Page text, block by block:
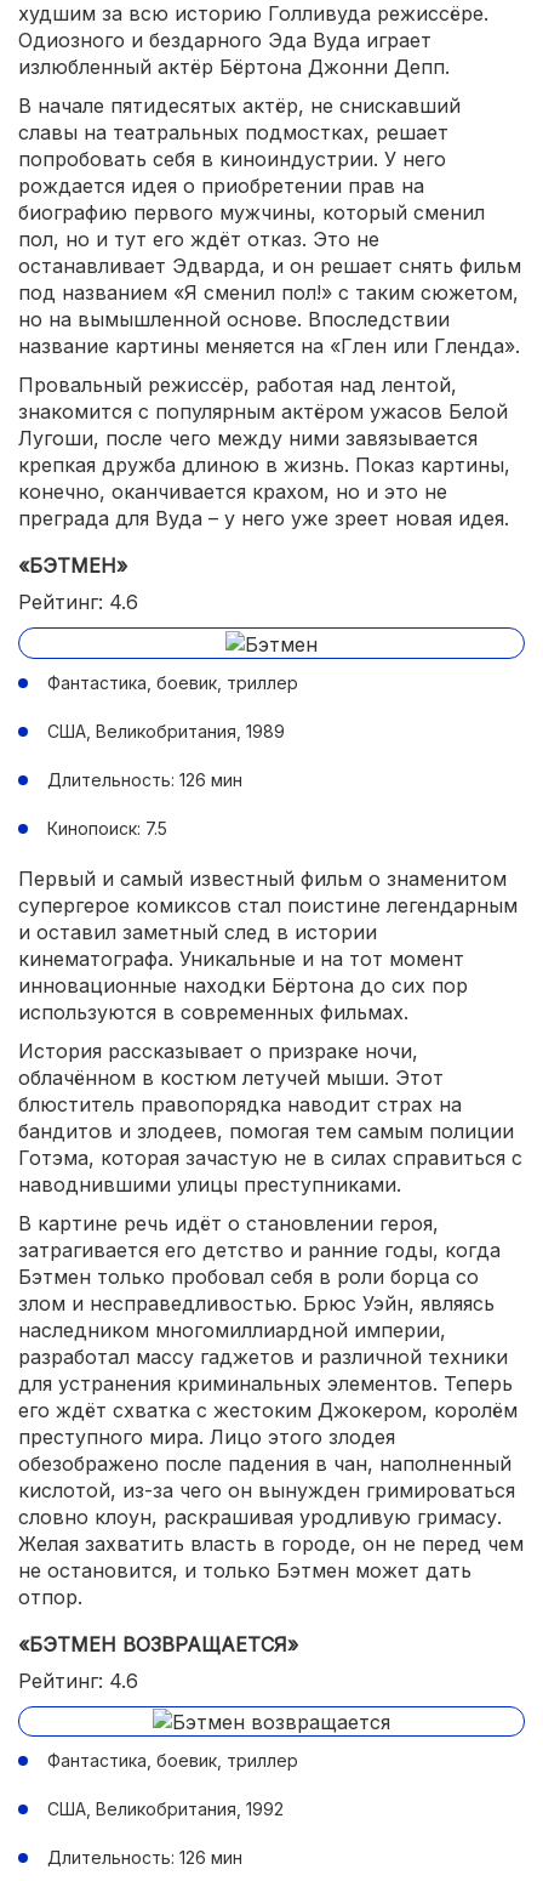
худшим за всю историю Голливуда режиссёре.
Одиозного и бездарного Эда Вуда играет
излюбленный актёр Бёртона Джонни Депп.
В начале пятидесятых актёр, не снискавший
славы на театральных подмостках, решает
попробовать себя в киноиндустрии. У него
рождается идея о приобретении прав на
биографию первого мужчины, который сменил
пол, но и тут его ждёт отказ. Это не
останавливает Эдварда, и он решает снять фильм
под названием «Я сменил пол!» с таким сюжетом,
но на вымышленной основе. Впоследствии
название картины меняется на «Глен или Гленда».
Провальный режиссёр, работая над лентой,
знакомится с популярным актёром ужасов Белой
Лугоши, после чего между ними завязывается
крепкая дружба длиною в жизнь. Показ картины,
конечно, оканчивается крахом, но и это не
преграда для Вуда – у него уже зреет новая идея.
«БЭТМЕН»
Рейтинг: 4.6
Фантастика, боевик, триллер
США, Великобритания, 1989
Длительность: 126 мин
Кинопоиск: 7.5
Первый и самый известный фильм о знаменитом
супергерое комиксов стал поистине легендарным
и оставил заметный след в истории
кинематографа. Уникальные и на тот момент
инновационные находки Бёртона до сих пор
используются в современных фильмах.
История рассказывает о призраке ночи,
облачённом в костюм летучей мыши. Этот
блюститель правопорядка наводит страх на
бандитов и злодеев, помогая тем самым полиции
Готэма, которая зачастую не в силах справиться с
наводнившими улицы преступниками.
В картине речь идёт о становлении героя,
затрагивается его детство и ранние годы, когда
Бэтмен только пробовал себя в роли борца со
злом и несправедливостью. Брюс Уэйн, являясь
наследником многомиллиардной империи,
разработал массу гаджетов и различной техники
для устранения криминальных элементов. Теперь
его ждёт схватка с жестоким Джокером, королём
преступного мира. Лицо этого злодея
обезображено после падения в чан, наполненный
кислотой, из-за чего он вынужден гримироваться
словно клоун, раскрашивая уродливую гримасу.
Желая захватить власть в городе, он не перед чем
не остановится, и только Бэтмен может дать
отпор.
«БЭТМЕН ВОЗВРАЩАЕТСЯ»
Рейтинг: 4.6
Фантастика, боевик, триллер
США, Великобритания, 1992
Длительность: 126 мин